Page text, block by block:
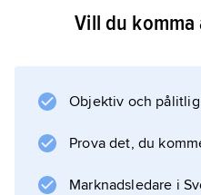
Madame de Sévigné:
Information
Vill du
Objektiv och
Prova det, du
Marknadsledare i